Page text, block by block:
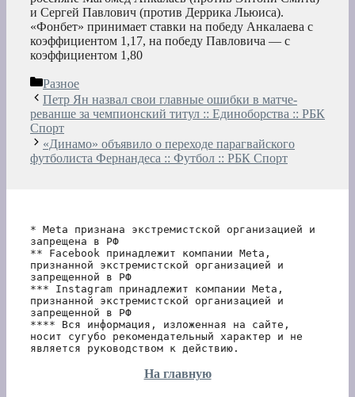
и Сергей Павлович (против Деррика Льюиса).
«Фонбет» принимает ставки на победу Анкалаева с
коэффициентом 1,17, на победу Павловича — с
коэффициентом 1,80
Рубрики
Разное
Петр Ян назвал свои главные ошибки в матче-
реванше за чемпионский титул :: Единоборства :: РБК
Спорт
«Динамо» объявило о переходе парагвайского
футболиста Фернандеса :: Футбол :: РБК Спорт
* Meta признана экстремистской организацией и
запрещена в РФ
** Facebook принадлежит компании Meta,
признанной экстремистской организацией и
запрещенной в РФ
*** Instagram принадлежит компании Meta,
признанной экстремистской организацией и
запрещенной в РФ
**** Вся информация, изложенная на сайте,
носит сугубо рекомендательный характер и не
является руководством к действию.
На главную